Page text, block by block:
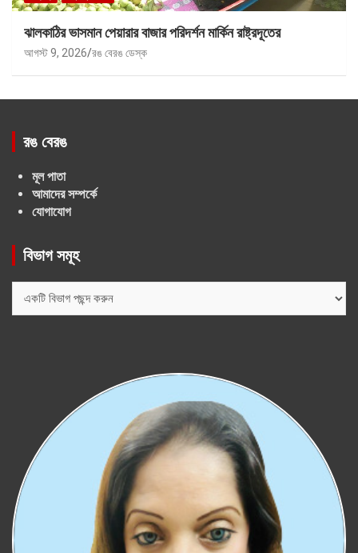
ঝালকাঠির ভাসমান পেয়ারার বাজার পরিদর্শন মার্কিন রাষ্ট্রদূতের
আগস্ট 9, 2026 রঙ বেরঙ ডেস্ক
রঙ বেরঙ
মূল পাতা
আমাদের সম্পর্কে
যোগাযোগ
বিভাগ সমূহ